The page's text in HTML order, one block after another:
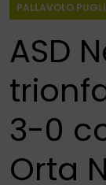
PALLAVOLO
ASD
3-0
Orta